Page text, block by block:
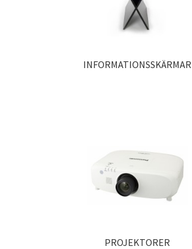
INFORMATIONSSKÄRMAR
PROJEKTORER